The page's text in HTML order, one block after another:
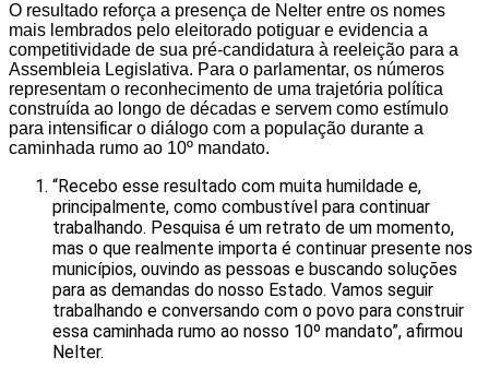
O resultado reforça a presença de Nelter entre os nomes
mais lembrados pelo eleitorado potiguar e evidencia a
competitividade de sua pré-candidatura à reeleição para a
Assembleia Legislativa. Para o parlamentar, os números
representam o reconhecimento de uma trajetória política
construída ao longo de décadas e servem como estímulo
para intensificar o diálogo com a população durante a
caminhada rumo ao 10º mandato.
“Recebo esse resultado com muita humildade e,
principalmente, como combustível para continuar
trabalhando. Pesquisa é um retrato de um momento,
mas o que realmente importa é continuar presente nos
municípios, ouvindo as pessoas e buscando soluções
para as demandas do nosso Estado. Vamos seguir
trabalhando e conversando com o povo para construir
essa caminhada rumo ao nosso 10º mandato”, afirmou
Nelter.